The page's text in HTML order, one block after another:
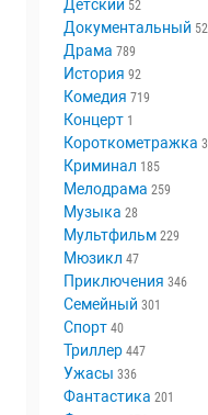
Военный 77
Детектив 137
Детский 52
Документальный
Драма 789
История 92
Комедия 719
Концерт 1
Короткометражка
Криминал
Мелодрама 259
Музыка 28
Мультфильм 229
Мюзикл 47
Приключения
Семейный 301
Спорт 40
Триллер 447